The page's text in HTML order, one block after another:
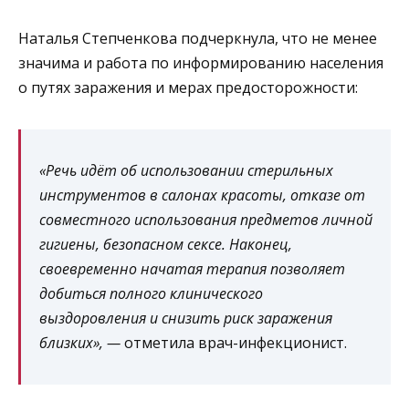
Наталья Степченкова подчеркнула, что не менее
значима и работа по информированию населения
о путях заражения и мерах предосторожности:
«Речь идёт об использовании стерильных
инструментов в салонах красоты, отказе от
совместного использования предметов личной
гигиены, безопасном сексе. Наконец,
своевременно начатая терапия позволяет
добиться полного клинического
выздоровления и снизить риск заражения
близких», —отметила врач-инфекционист.